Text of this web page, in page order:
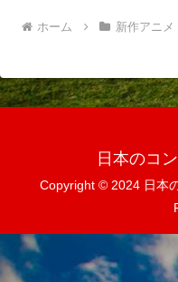
ホーム 新作アニメ
日本のコ
Copyright © 2024 日本